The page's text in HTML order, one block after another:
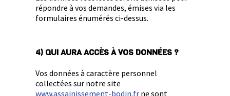
répondre à vos demandes, émises via les
formulaires énumérés ci-dessus.
4) QUI AURA ACCÈS À VOS DONNÉES ?
Vos données à caractère personnel
collectées sur notre site
www.assainissement-bodin.frne sont